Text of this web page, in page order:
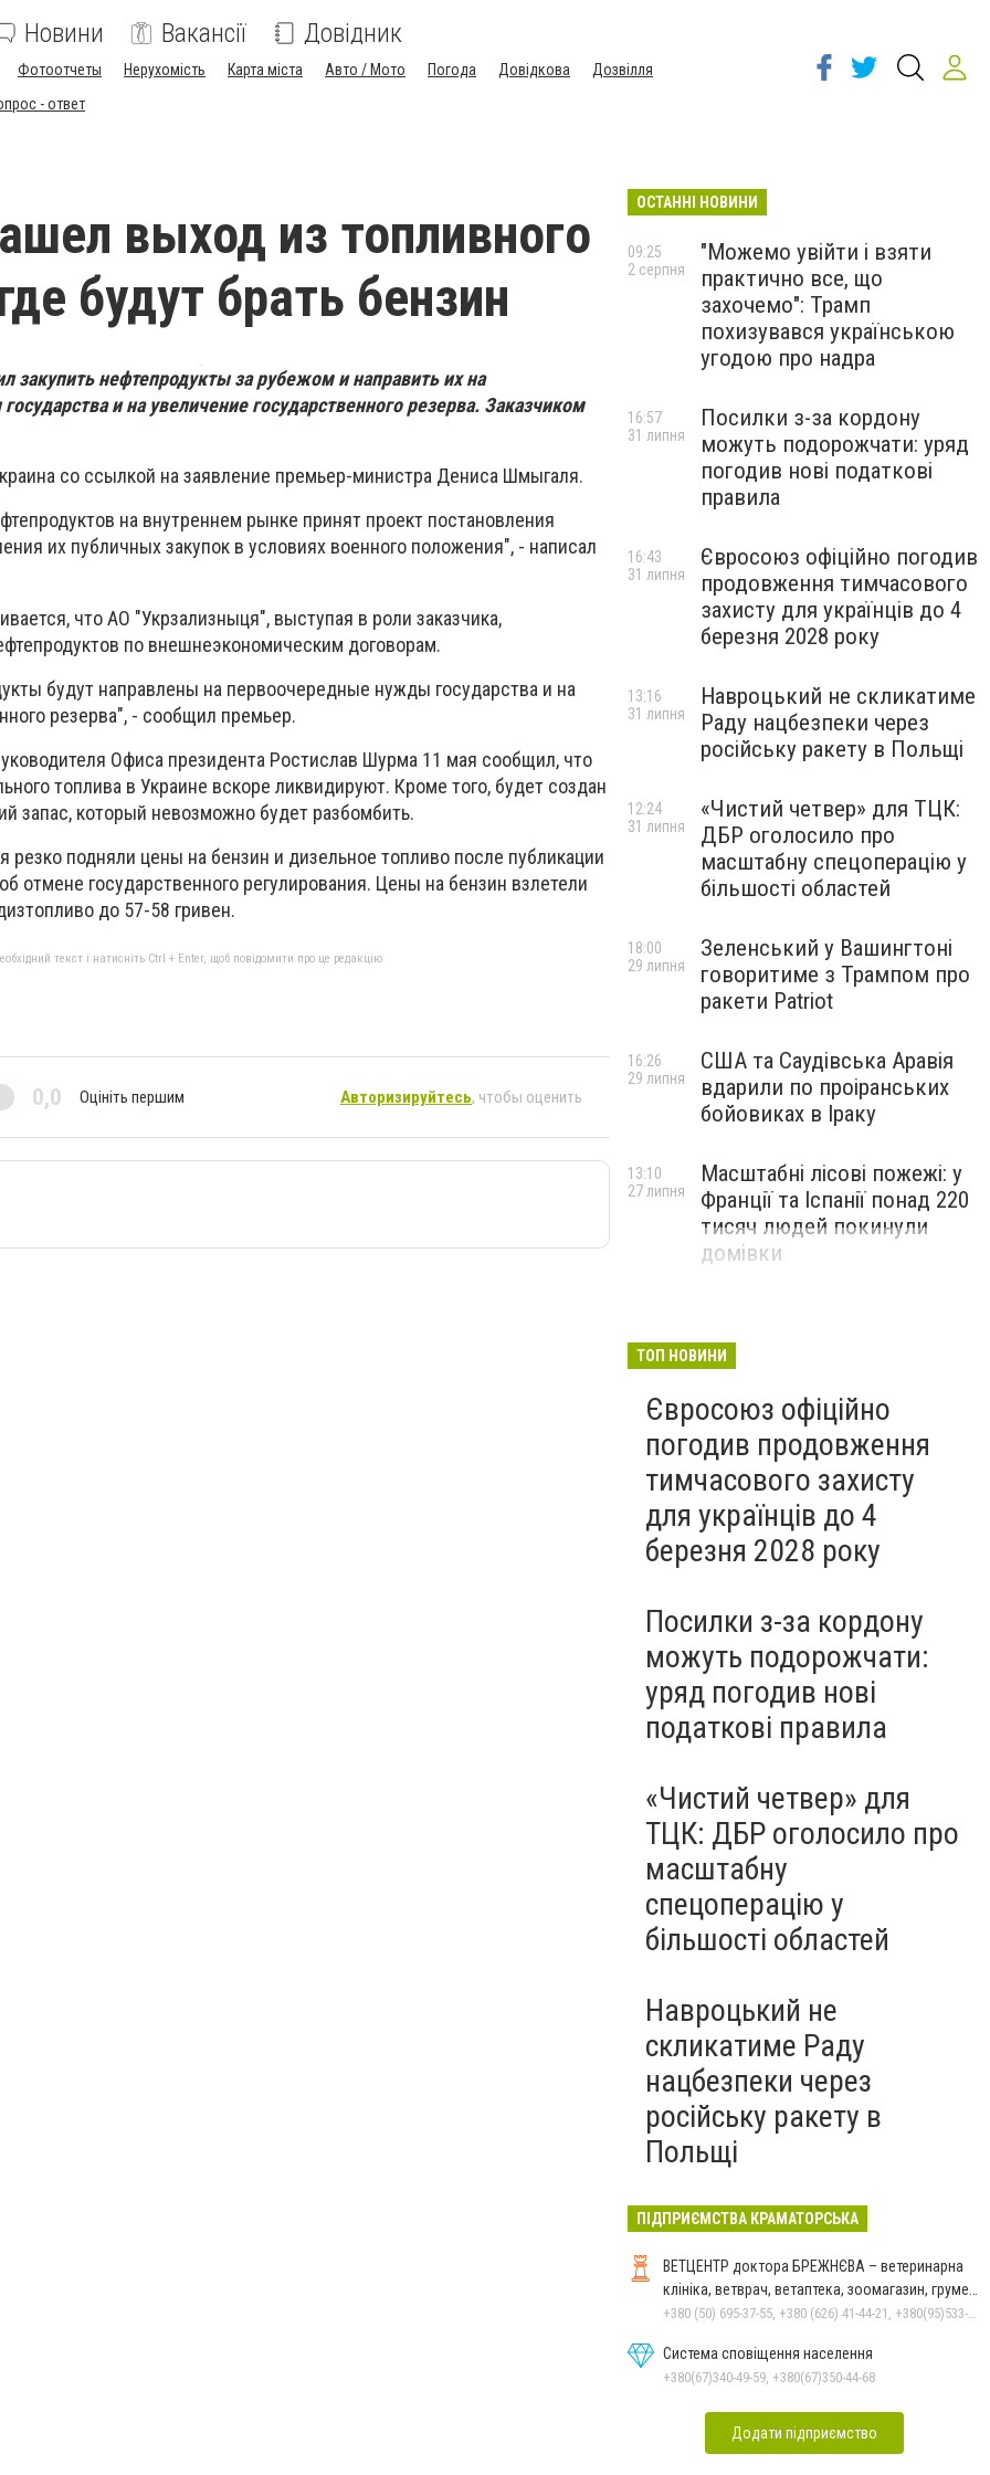
Новини Вакансії Довідник
Фотоотчеты Нерухомість Карта міста Авто / Мото Погода Довідкова
Дозвілля
- ответ
выход из топливного
будут брать бензин
закупить нефтепродукты за рубежом и направить их на
и на увеличение государственного резерва. Заказчиком
со ссылкой на заявление премьер-министра Дениса Шмыгаля.
на внутреннем рынке принят проект постановления
их публичных закупок в условиях военного положения", - написал
что АО "Укрзализныця", выступая в роли заказчика,
по внешнеэкономическим договорам.
будут направлены на первоочередные нужды государства и на
резерва", - сообщил премьер.
Офиса президента Ростислав Шурма 11 мая сообщил, что
топлива в Украине вскоре ликвидируют. Кроме того, будет создан
запас, который невозможно будет разбомбить.
резко подняли цены на бензин и дизельное топливо после публикации
отмене государственного регулирования. Цены на бензин взлетели
до 57-58 гривен.
текст і натисніть Ctrl + Enter, щоб повідомити про це редакцію
0,0 Оцініть першим Авторизируйтесь, чтобы оценить
ОСТАННІ НОВИНИ
"Можемо увійти і взяти
практично все, що
захочемо": Трамп
похизувався українською
угодою про надра
09:25
2 серпня
Посилки з-за кордону
можуть подорожчати: уряд
погодив нові податкові
правила
16:57
31 липня
Євросоюз офіційно погодив
продовження тимчасового
захисту для українців до 4
березня 2028 року
16:43
31 липня
Навроцький не скликатиме
Раду нацбезпеки через
російську ракету в Польщі
13:16
31 липня
«Чистий четвер» для ТЦК:
ДБР оголосило про
масштабну спецоперацію у
більшості областей
12:24
31 липня
Зеленський у Вашингтоні
говоритиме з Трампом про
ракети Patriot
18:00
29 липня
США та Саудівська Аравія
вдарили по проіранських
бойовиках в Іраку
16:26
29 липня
Масштабні лісові пожежі: у
Франції та Іспанії понад 220
тисяч людей покинули
домівки
13:10
27 липня
ТОП НОВИНИ
Євросоюз офіційно
погодив продовження
тимчасового захисту
для українців до 4
березня 2028 року
Посилки з-за кордону
можуть подорожчати:
уряд погодив нові
податкові правила
«Чистий четвер» для
ТЦК: ДБР оголосило про
масштабну
спецоперацію у
більшості областей
Навроцький не
скликатиме Раду
нацбезпеки через
російську ракету в
Польщі
ПІДПРИЄМСТВА КРАМАТОРСЬКА
ВЕТЦЕНТР доктора БРЕЖНЄВА – ветеринарна
клініка, ветврач, ветаптека, зоомагазин, грумер,
стрижки.
+380 (50) 695-37-55, +380 (626) 41-44-21, +380(95)533-90-03
Система сповіщення населення
+380(67)340-49-59, +380(67)350-44-68
Додати підприємство